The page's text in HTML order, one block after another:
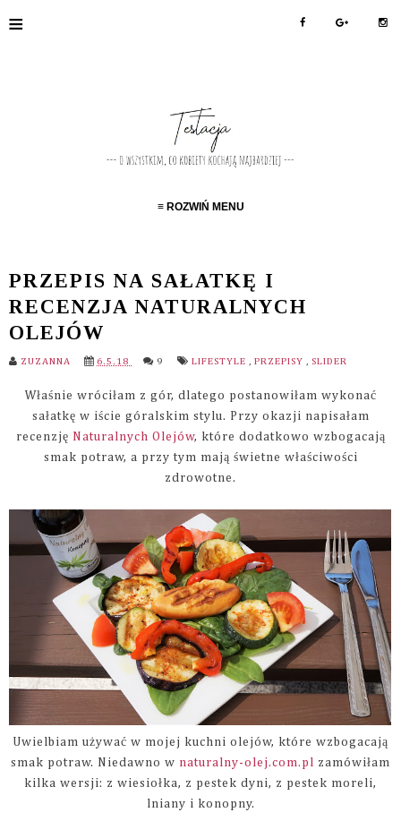
≡
≡ ROZWIŃ MENU
PRZEPIS NA SAŁATKĘ I
RECENZJA NATURALNYCH
OLEJÓW
ZUZANNA 6.5.18 9 LIFESTYLE PRZEPISY SLIDER
Właśnie wróciłam z gór, dlatego postanowiłam wykonać
sałatkę w iście góralskim stylu. Przy okazji napisałam
recenzję Naturalnych Olejów, które dodatkowo wzbogacają
smak potraw, a przy tym mają świetne właściwości
zdrowotne.
Uwielbiam używać w mojej kuchni olejów, które wzbogacają
smak potraw. Niedawno w naturalny-olej.com.pl zamówiłam
kilka wersji: z wiesiołka, z pestek dyni, z pestek moreli,
lniany i konopny.